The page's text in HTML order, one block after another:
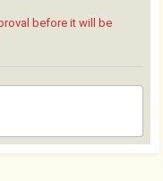
before it will be